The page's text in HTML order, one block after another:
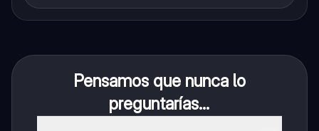
Pensamos que nunca lo
preguntarías...